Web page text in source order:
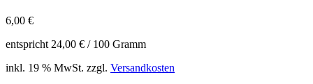
6,00 €
entspricht 24,00 € / 100 Gramm
inkl. 19 % MwSt. zzgl. Versandkosten